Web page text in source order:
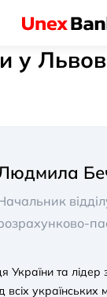
у
України та лідер
українських